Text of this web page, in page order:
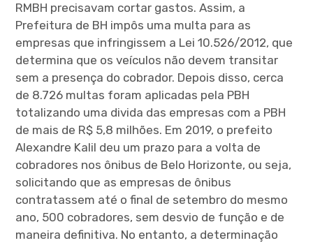
RMBH precisavam cortar gastos. Assim, a
Prefeitura de BH impôs uma multa para as
empresas que infringissem a Lei 10.526/2012, que
determina que os veículos não devem transitar
sem a presença do cobrador. Depois disso, cerca
de 8.726 multas foram aplicadas pela PBH
totalizando uma divida das empresas com a PBH
de mais de R$ 5,8 milhões. Em 2019, o prefeito
Alexandre Kalil deu um prazo para a volta de
cobradores nos ônibus de Belo Horizonte, ou seja,
solicitando que as empresas de ônibus
contratassem até o final de setembro do mesmo
ano, 500 cobradores, sem desvio de função e de
maneira definitiva. No entanto, a determinação